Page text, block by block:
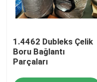
1.4462 Dubleks Çelik
Boru Bağlantı
Parçaları